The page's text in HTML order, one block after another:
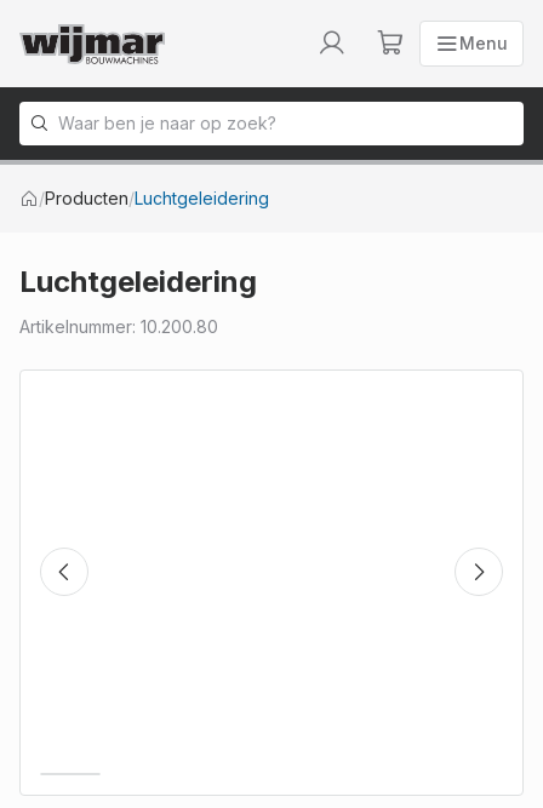
Menu
Menu
Naar homepage
/Producten/Luchtgeleidering
Luchtgeleidering
Artikelnummer: 10.200.80